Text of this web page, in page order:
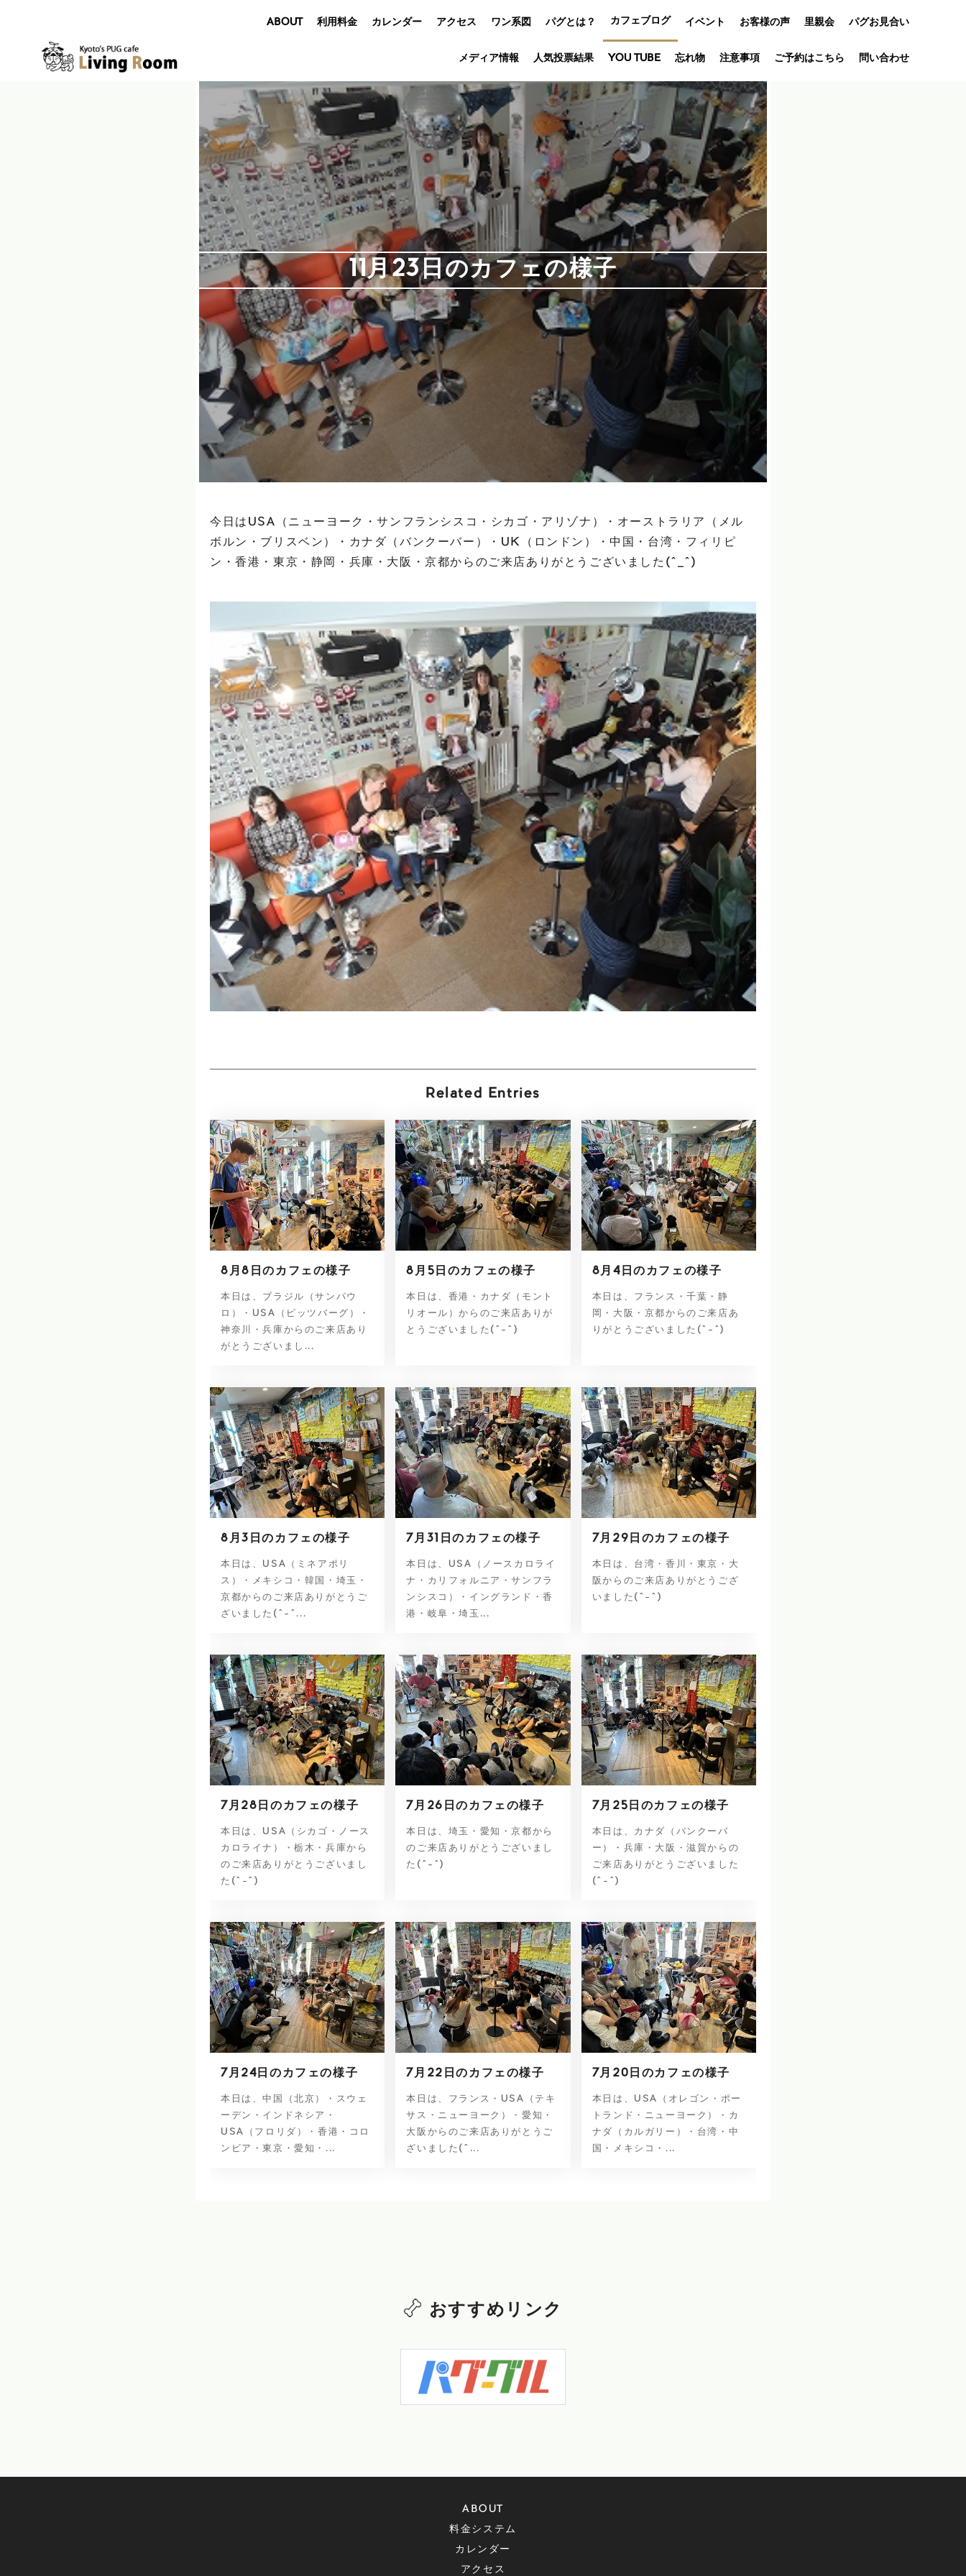
ABOUT 利用料金 カレンダー アクセス ワン系図 パグとは？ カフェブログ イベント
オフ会
アニバーサリ
ー
お客様の声 里親会 パグお見合い
メディア情報 人気投票結果 YOU TUBE 忘れ物 注意事項 ご予約はこちら 問い合わせ
11月23日のカフェの様子
今日はUSA（ニューヨーク・サンフランシスコ・シカゴ・アリゾナ）・オーストラリア（メル
ボルン・ブリスベン）・カナダ（バンクーバー）・UK（ロンドン）・中国・台湾・フィリピ
ン・香港・東京・静岡・兵庫・大阪・京都からのご来店ありがとうございました(^_^)
Related Entries
8月8日のカフェの様子
本日は、ブラジル（サンパウ
ロ）・USA（ピッツバーグ）・
神奈川・兵庫からのご来店あり
がとうございまし...
8月5日のカフェの様子
本日は、香港・カナダ（モント
リオール）からのご来店ありが
とうございました(^-^)
8月4日のカフェの様子
本日は、フランス・千葉・静
岡・大阪・京都からのご来店あ
りがとうございました(^-^)
8月3日のカフェの様子
本日は、USA（ミネアポリ
ス）・メキシコ・韓国・埼玉・
京都からのご来店ありがとうご
ざいました(^-^...
7月31日のカフェの様子
本日は、USA（ノースカロライ
ナ・カリフォルニア・サンフラ
ンシスコ）・イングランド・香
港・岐阜・埼玉...
7月29日のカフェの様子
本日は、台湾・香川・東京・大
阪からのご来店ありがとうござ
いました(^-^)
7月28日のカフェの様子
本日は、USA（シカゴ・ノース
カロライナ）・栃木・兵庫から
のご来店ありがとうございまし
た(^-^)
7月26日のカフェの様子
本日は、埼玉・愛知・京都から
のご来店ありがとうございまし
た(^-^)
7月25日のカフェの様子
本日は、カナダ（バンクーバ
ー）・兵庫・大阪・滋賀からの
ご来店ありがとうございました
(^-^)
7月24日のカフェの様子
本日は、中国（北京）・スウェ
ーデン・インドネシア・
USA（フロリダ）・香港・コロ
ンビア・東京・愛知・...
7月22日のカフェの様子
本日は、フランス・USA（テキ
サス・ニューヨーク）・愛知・
大阪からのご来店ありがとうご
ざいました(^...
7月20日のカフェの様子
本日は、USA（オレゴン・ポー
トランド・ニューヨーク）・カ
ナダ（カルガリー）・台湾・中
国・メキシコ・...
おすすめリンク
ABOUT
料金システム
カレンダー
アクセス